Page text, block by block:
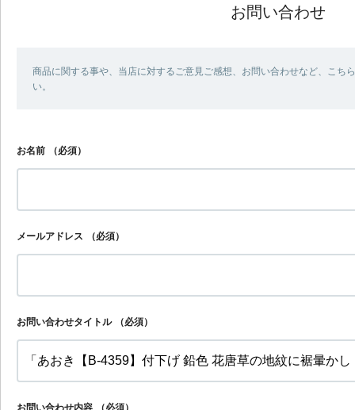
お問い合わせ
商品に関する事や、当店に対するご意見ご感想、お問い合わせなど、こち
い。
お名前 （必須）
メールアドレス （必須）
お問い合わせタイトル （必須）